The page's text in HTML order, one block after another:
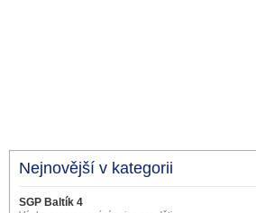
Nejnovější v kategorii
SGP Baltík 4